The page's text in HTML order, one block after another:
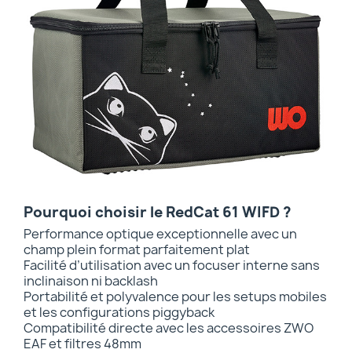
Pourquoi choisir le RedCat 61 WIFD ?
Performance optique exceptionnelle avec un
champ plein format parfaitement plat
Facilité d’utilisation avec un focuser interne sans
inclinaison ni backlash
Portabilité et polyvalence pour les setups mobiles
et les configurations piggyback
Compatibilité directe avec les accessoires ZWO
EAF et filtres 48mm